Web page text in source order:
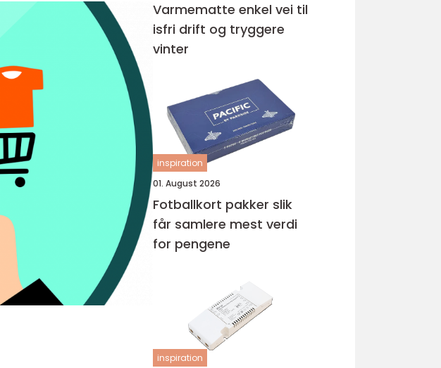
Varmematte enkel vei til
isfri drift og tryggere
vinter
inspiration
01. August 2026
Fotballkort pakker slik
får samlere mest verdi
for pengene
inspiration